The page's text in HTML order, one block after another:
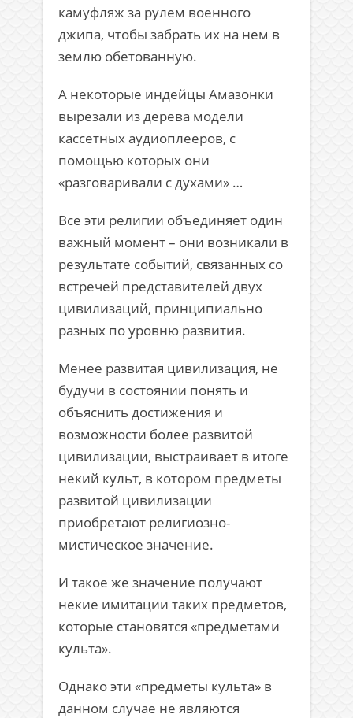
камуфляж за рулем военного
джипа, чтобы забрать их на нем в
землю обетованную.
А некоторые индейцы Амазонки
вырезали из дерева модели
кассетных аудиоплееров, с
помощью которых они
«разговаривали с духами» …
Все эти религии объединяет один
важный момент – они возникали в
результате событий, связанных со
встречей представителей двух
цивилизаций, принципиально
разных по уровню развития.
Менее развитая цивилизация, не
будучи в состоянии понять и
объяснить достижения и
возможности более развитой
цивилизации, выстраивает в итоге
некий культ, в котором предметы
развитой цивилизации
приобретают религиозно-
мистическое значение.
И такое же значение получают
некие имитации таких предметов,
которые становятся «предметами
культа».
Однако эти «предметы культа» в
данном случае не являются